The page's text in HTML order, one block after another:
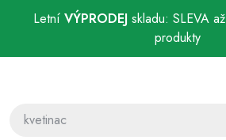
Letní VÝPRODEJskladu: SLEVA až
produkty